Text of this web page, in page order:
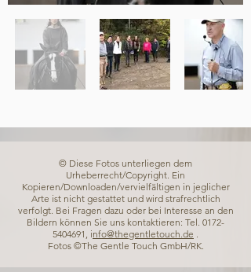
© Diese Fotos unterliegen dem
Urheberrecht/Copyright. Ein
Kopieren/Downloaden/vervielfältigen in jeglicher
Arte ist nicht gestattet und wird strafrechtlich
verfolgt. Bei Fragen dazu oder bei Interesse an den
Bildern können Sie uns kontaktieren: Tel. 0172-
5404691 , info@thegentletouch.de .
Fotos ©The Gentle Touch GmbH/RK.